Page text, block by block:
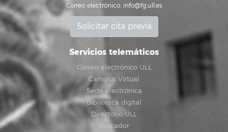
Correo electrónico: info@fg.ull.es
Solicitar cita previa
Servicios telemáticos
Correo electrónico ULL
Campus Virtual
Sede electrónica
Biblioteca digital
Directorio ULL
Buscador